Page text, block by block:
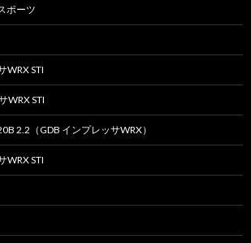
ポーツ
WRX STI
WRX STI
2.2（GDB インプレッサWRX）
WRX STI